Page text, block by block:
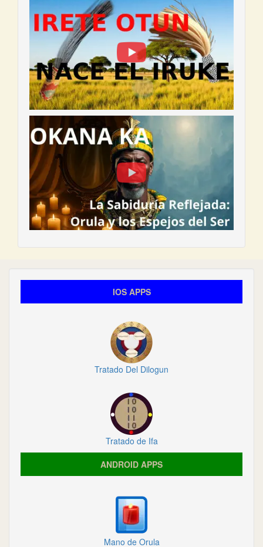
IOS APPS
Tratado Del Dilogun
Tratado de Ifa
ANDROID APPS
Mano de Orula